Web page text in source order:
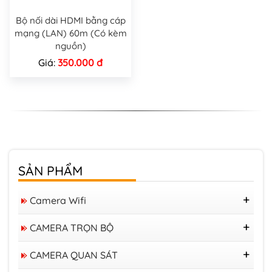
Bộ nối dài HDMI bằng cáp
mạng (LAN) 60m (Có kèm
nguồn)
Giá: 350.000 đ
SẢN PHẨM
Camera Wifi
Camera IMOU
Camera IP WIFI Ezviz
CAMERA TRỌN BỘ
Bộ KIT 04 Camera VIGI 4MP
Trọn Bộ 04 Camera
CAMERA QUAN SÁT